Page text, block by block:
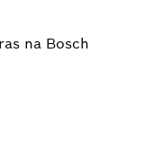
na Bosch